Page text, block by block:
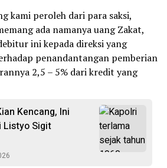
kami peroleh dari para saksi,
ada namanya uang Zakat,
ini kepada direksi yang
penandantangan pemberian
2,5 – 5% dari kredit yang
Kencang, Ini
Listyo Sigit